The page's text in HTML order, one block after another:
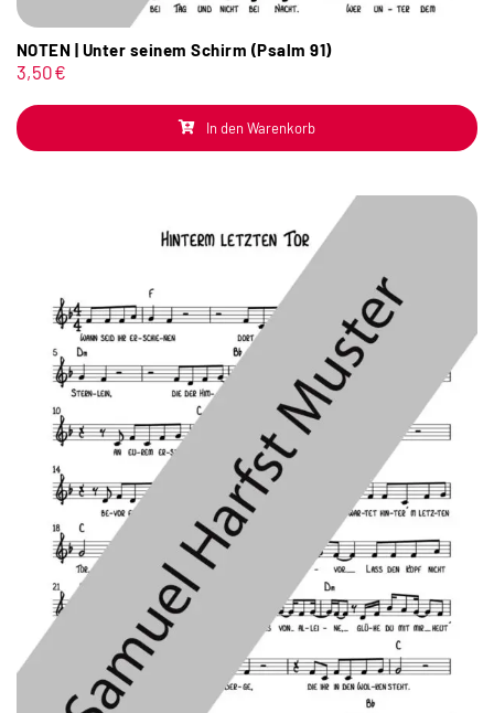
NOTEN | Unter seinem Schirm (Psalm 91)
3,50€
In den Warenkorb